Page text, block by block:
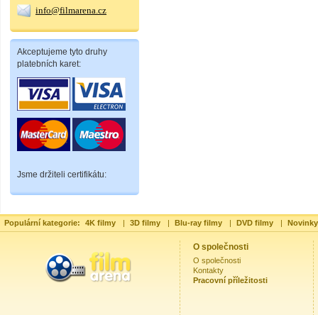
info@filmarena.cz
Akceptujeme tyto druhy
platebních karet:
Jsme držiteli certifikátu:
Populární kategorie: 4K filmy | 3D filmy | Blu-ray filmy | DVD filmy |
O společnosti
O společnosti
Kontakty
Pracovní příležitosti